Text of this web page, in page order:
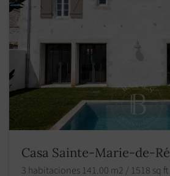
Casa Sainte-Marie-de-Ré
3 habitaciones 141.00 m2 / 1518 sq ft